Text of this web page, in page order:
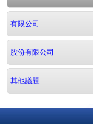
有限公司
股份有限公司
其他議題